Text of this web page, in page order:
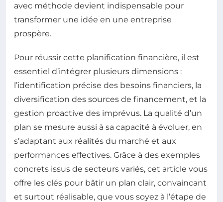
avec méthode devient indispensable pour
transformer une idée en une entreprise
prospère.
Pour réussir cette planification financière, il est
essentiel d’intégrer plusieurs dimensions :
l’identification précise des besoins financiers, la
diversification des sources de financement, et la
gestion proactive des imprévus. La qualité d’un
plan se mesure aussi à sa capacité à évoluer, en
s’adaptant aux réalités du marché et aux
performances effectives. Grâce à des exemples
concrets issus de secteurs variés, cet article vous
offre les clés pour bâtir un plan clair, convaincant
et surtout réalisable, que vous soyez à l’étape de